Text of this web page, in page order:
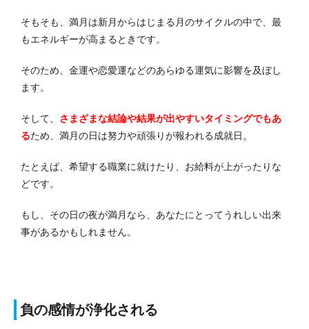
そもそも、満月は新月からはじまる月のサイクルの中で、最
もエネルギーが高まるときです。
そのため、金運や恋愛運などのあらゆる運気に影響を及ぼし
ます。
そして、 さまざまな結論や結果が出やすいタイミングでもあ
るため、満月の日は努力や頑張りが報われる成就日。
たとえば、希望する職業に就けたり、お給料が上がったりな
どです。
もし、その日の夜が満月なら、あなたにとってうれしい出来
事があるかもしれません。
負の感情が浄化される